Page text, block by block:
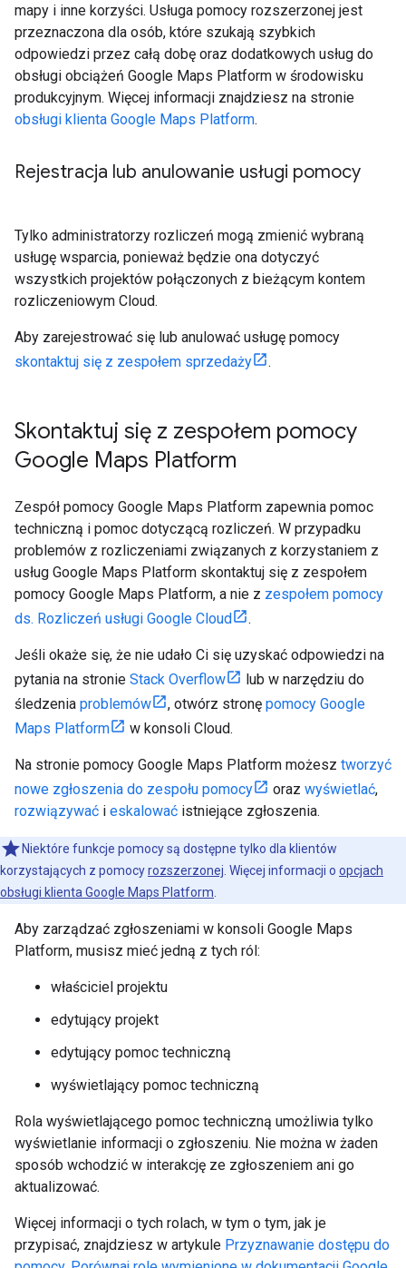
mapy i inne korzyści. Usługa pomocy rozszerzonej jest
przeznaczona dla osób, które szukają szybkich
odpowiedzi przez całą dobę oraz dodatkowych usług do
obsługi obciążeń Google Maps Platform w środowisku
produkcyjnym. Więcej informacji znajdziesz na stronie
obsługi klienta Google Maps Platform.
Rejestracja lub anulowanie usługi pomocy
Tylko administratorzy rozliczeń mogą zmienić wybraną
usługę wsparcia, ponieważ będzie ona dotyczyć
wszystkich projektów połączonych z bieżącym kontem
rozliczeniowym Cloud.
Aby zarejestrować się lub anulować usługę pomocy
skontaktuj się z zespołem sprzedaży
.
Skontaktuj się z zespołem pomocy
Google Maps Platform
Zespół pomocy Google Maps Platform zapewnia pomoc
techniczną i pomoc dotyczącą rozliczeń. W przypadku
problemów z rozliczeniami związanych z korzystaniem z
usług Google Maps Platform skontaktuj się z zespołem
pomocy Google Maps Platform, a nie z zespołem pomocy
ds. Rozliczeń usługi Google Cloud
.
Jeśli okaże się, że nie udało Ci się uzyskać odpowiedzi na
pytania na stronie Stack Overflow
lub w narzędziu do
śledzenia problemów , otwórz stronę pomocy Google
Maps Platform
w konsoli Cloud.
Na stronie pomocy Google Maps Platform możesz tworzyć
nowe zgłoszenia do zespołu pomocy
oraz wyświetlać,
rozwiązywać i eskalować istniejące zgłoszenia.
Niektóre funkcje pomocy są dostępne tylko dla klientów
korzystających z pomocyrozszerzonej . Więcej informacji o opcjach
obsługi klienta Google Maps Platform
Aby zarządzać zgłoszeniami w konsoli Google Maps
Platform, musisz mieć jedną z tych ról:
właściciel projektu
edytujący projekt
edytujący pomoc techniczną
wyświetlający pomoc techniczną
Rola wyświetlającego pomoc techniczną umożliwia tylko
wyświetlanie informacji o zgłoszeniu. Nie można w żaden
sposób wchodzić w interakcję ze zgłoszeniem ani go
aktualizować.
Więcej informacji o tych rolach, w tym o tym, jak je
przypisać, znajdziesz w artykule Przyznawanie dostępu do